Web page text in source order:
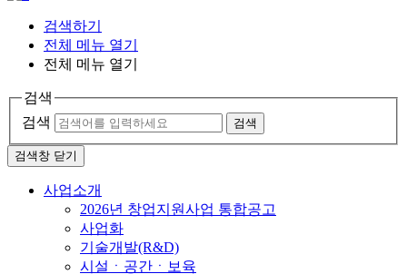
검색하기
전체 메뉴 열기
전체 메뉴 열기
검색
검색
검색
검색창 닫기
사업소개
2026년 창업지원사업 통합공고
사업화
기술개발(R&D)
시설ㆍ공간ㆍ보육